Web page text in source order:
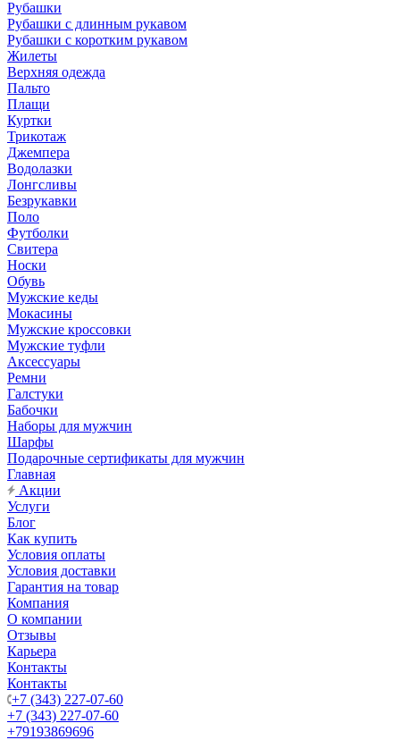
Рубашки
Рубашки с длинным рукавом
Рубашки с коротким рукавом
Жилеты
Верхняя одежда
Пальто
Плащи
Куртки
Трикотаж
Джемпера
Водолазки
Лонгсливы
Безрукавки
Поло
Футболки
Свитера
Носки
Обувь
Мужские кеды
Мокасины
Мужские кроссовки
Мужские туфли
Аксессуары
Ремни
Галстуки
Бабочки
Наборы для мужчин
Шарфы
Подарочные сертификаты для мужчин
Главная
Акции
Услуги
Блог
Как купить
Условия оплаты
Условия доставки
Гарантия на товар
Компания
О компании
Отзывы
Карьера
Контакты
Контакты
+7 (343) 227-07-60
+7 (343) 227-07-60
+79193869696